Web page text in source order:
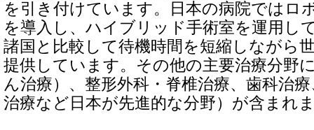
を引き付けています。日本の病院ではロ
を導入し、ハイブリッド手術室を運用し
諸国と比較して待機時間を短縮しながら
提供しています。その他の主要治療分野
ん治療）、整形外科・脊椎治療、歯科治
治療など日本が先進的な分野）が含まれ